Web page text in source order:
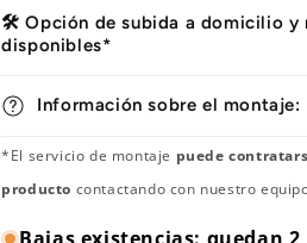
🛠️ Opción de subida a domicilio y
disponibles*
Información sobre el montaje:
*El servicio de montaje puede
producto contactando con nuestro